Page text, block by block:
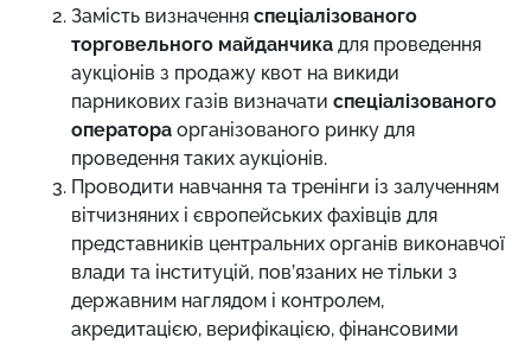
Замість визначення спеціалізованого
торговельного майданчика для проведення
аукціонів з продажу квот на викиди
парникових газів визначати спеціалізованого
оператора організованого ринку для
проведення таких аукціонів.
Проводити навчання та тренінги із залученням
вітчизняних і європейських фахівців для
представників центральних органів виконавчої
влади та інституцій, пов’язаних не тільки з
державним наглядом і контролем,
акредитацією, верифікацією, фінансовими